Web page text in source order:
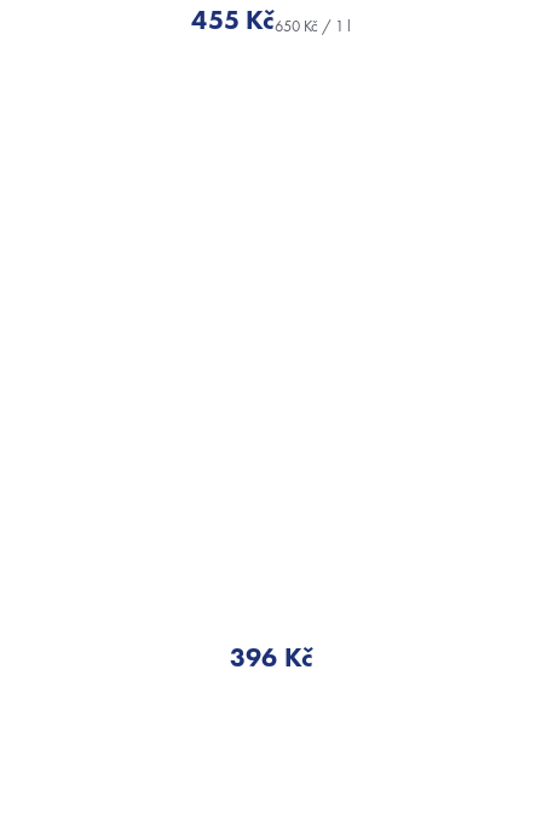
455 KčMěrná
396 Kč